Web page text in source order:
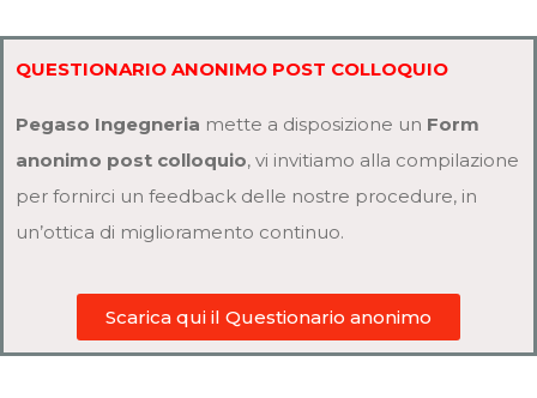
QUESTIONARIO ANONIMO POST COLLOQUIO
Pegaso Ingegneria mette a disposizione un Form
anonimo post colloquio, vi invitiamo alla compilazione
per fornirci un feedback delle nostre procedure, in
un’ottica di miglioramento continuo.
Scarica qui il Questionario anonimo